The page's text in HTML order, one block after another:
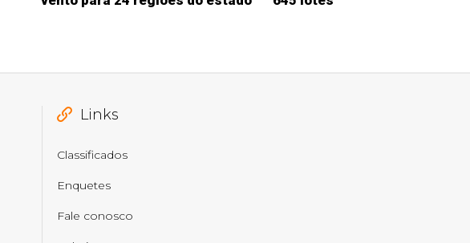
Links
Classificados
Enquetes
Fale conosco